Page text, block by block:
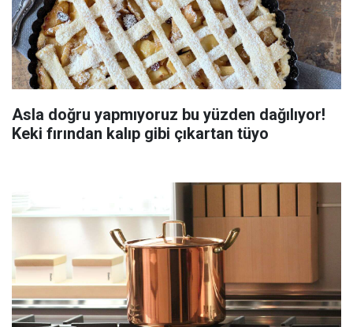
Asla doğru yapmıyoruz bu yüzden dağılıyor!
Keki fırından kalıp gibi çıkartan tüyo